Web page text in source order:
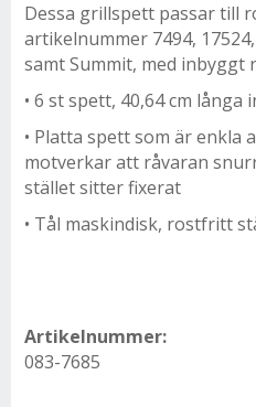
Dessa grillspett passar till
artikelnummer 7494,
samt Summit, med inbyggt
• 6 st spett, 40,64 cm långa
• Platta spett som är enkla
motverkar att råvaran
stället sitter fixerat
• Tål maskindisk, rostfritt
Artikelnummer:
083-7685